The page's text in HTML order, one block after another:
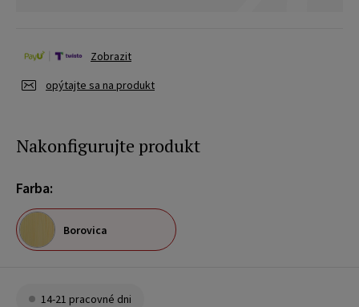
opýtajte sa na produkt
Zobrazit
Nakonfigurujte produkt
Farba:
Borovica
14-21 pracovné dni